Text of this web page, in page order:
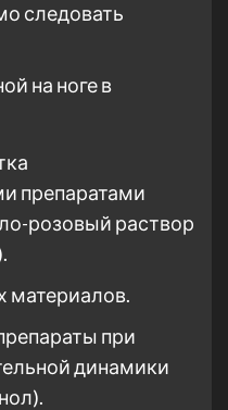
следовать
на ноге в
препаратами
розовый раствор
материалов.
при
динамики